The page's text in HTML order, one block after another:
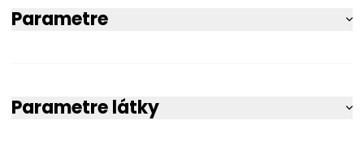
Parametre
Parametre látky